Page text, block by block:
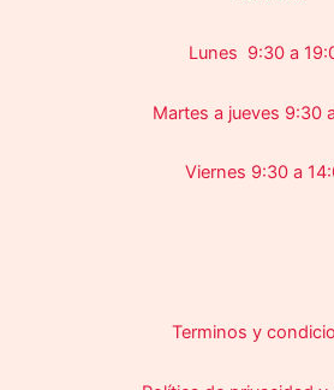
Lunes 9:30 a
Martes a jueves 9:30
Viernes 9:30 a
Terminos y